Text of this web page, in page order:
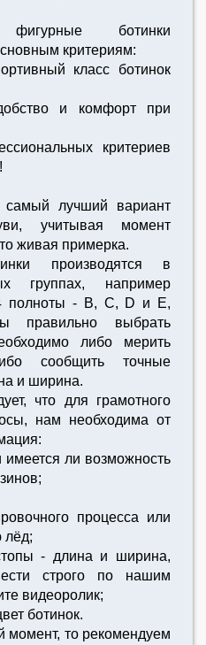
фигурные ботинки
критериям:
класс ботинок
и комфорт при
критериев
самый лучший вариант
учитывая момент
живая примерка.
производятся в
группах, например
полноты - B, C, D и E,
правильно выбрать
либо мерить
сообщить точные
и ширина.
что для грамотного
нам необходима от
имеется ли возможность
процесса или
лёд;
- длина и ширина,
строго по нашим
видеоролик;
ботинок.
момент, то рекомендуем